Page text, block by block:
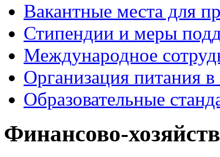
Вакантные места для
Стипендии и меры
Международное
Организация питания в
Образовательные
Финансово-